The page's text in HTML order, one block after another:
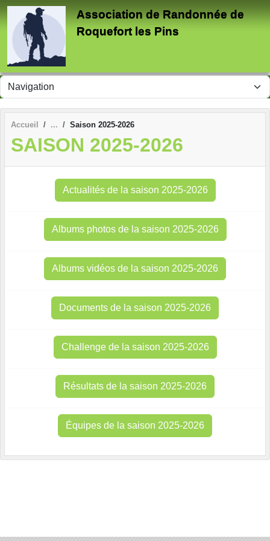
Association de Randonnée de
Roquefort les Pins
Accueil Saison 2025-2026
SAISON 2025-2026
Actualités de la saison 2025-2026
Albums photos de la saison 2025-2026
Albums vidéos de la saison 2025-2026
Documents de la saison 2025-2026
Challenge de la saison 2025-2026
Résultats de la saison 2025-2026
Équipes de la saison 2025-2026
Panneau de gestion des cookies